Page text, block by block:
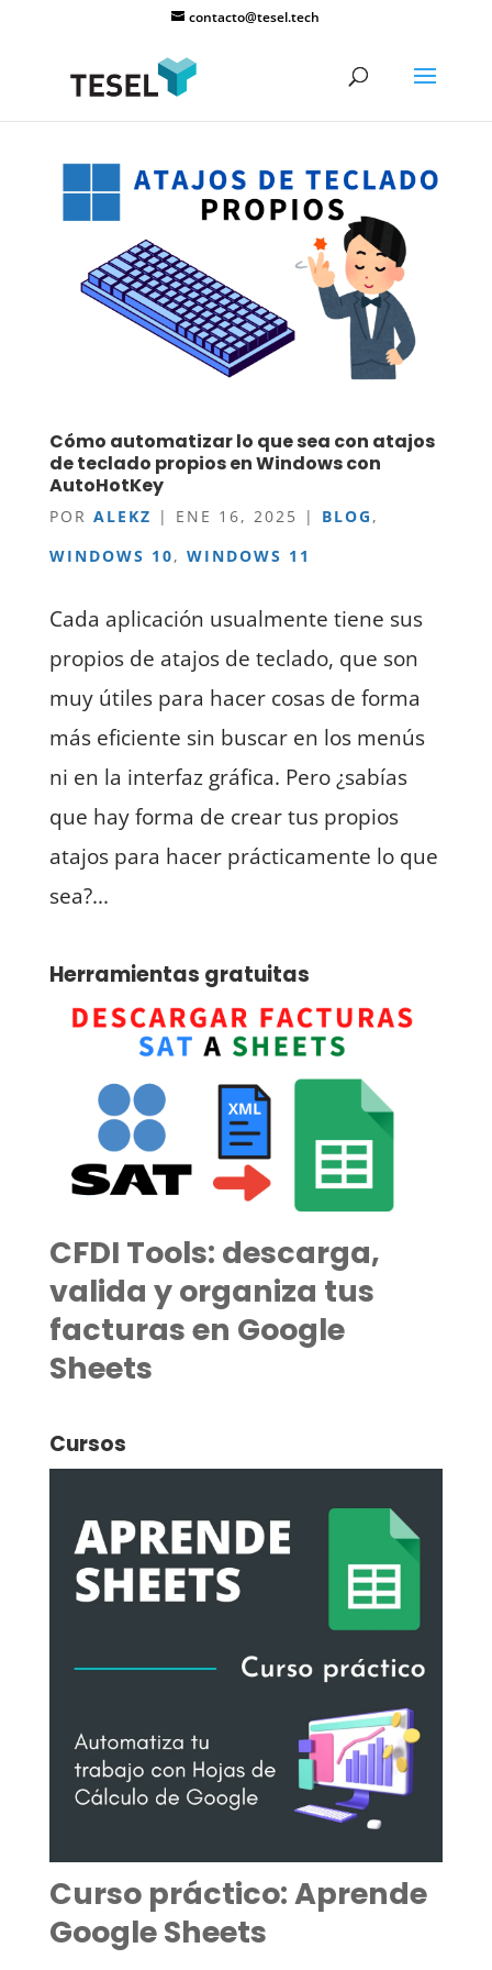
contacto@tesel.tech
Cómo automatizar lo que sea con atajos
de teclado propios en Windows con
AutoHotKey
POR ALEKZ | ENE 16, 2025 | BLOG ,
WINDOWS 10, WINDOWS 11
Cada aplicación usualmente tiene sus
propios de atajos de teclado, que son
muy útiles para hacer cosas de forma
más eficiente sin buscar en los menús
ni en la interfaz gráfica. Pero ¿sabías
que hay forma de crear tus propios
atajos para hacer prácticamente lo que
sea?...
Herramientas gratuitas
CFDI Tools: descarga,
valida y organiza tus
facturas en Google
Sheets
Cursos
Curso práctico: Aprende
Google Sheets